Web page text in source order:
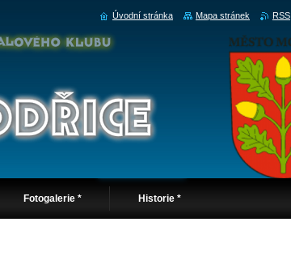
Fotogalerie * Historie *
Úvodní stránka Mapa stránek RSS